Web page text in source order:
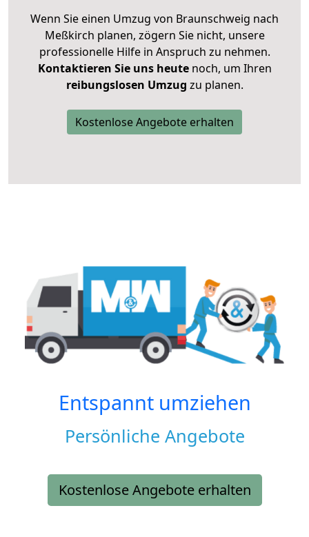
Wenn Sie einen Umzug von Braunschweig nach
Meßkirch planen, zögern Sie nicht, unsere
professionelle Hilfe in Anspruch zu nehmen.
Kontaktieren Sie uns heutenoch, um Ihren
reibungslosen Umzug zu planen.
Kostenlose Angebote erhalten
Entspannt umziehen
Persönliche Angebote
Kostenlose Angebote erhalten